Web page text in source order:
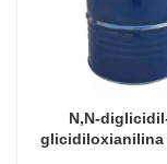
N,N-
glicidiloxianilina